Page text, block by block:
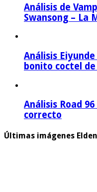
Análisis de
Swansong – La
Análisis
bonito coctel
Análisis Road
correcto
Últimas imágenes